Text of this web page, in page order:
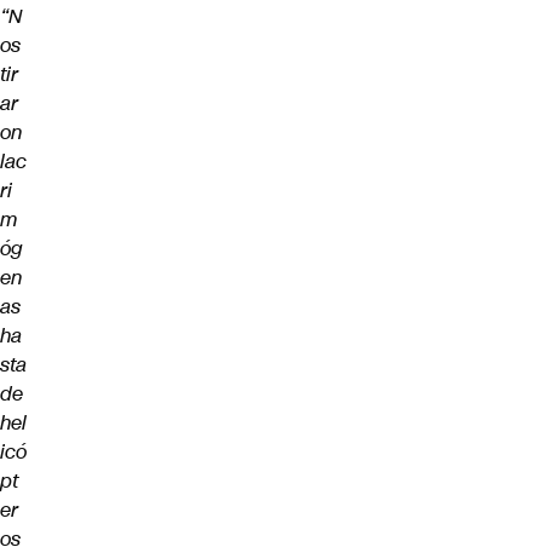
“N
os
tir
ar
on
lac
ri
m
óg
en
as
ha
sta
de
hel
icó
pt
er
os